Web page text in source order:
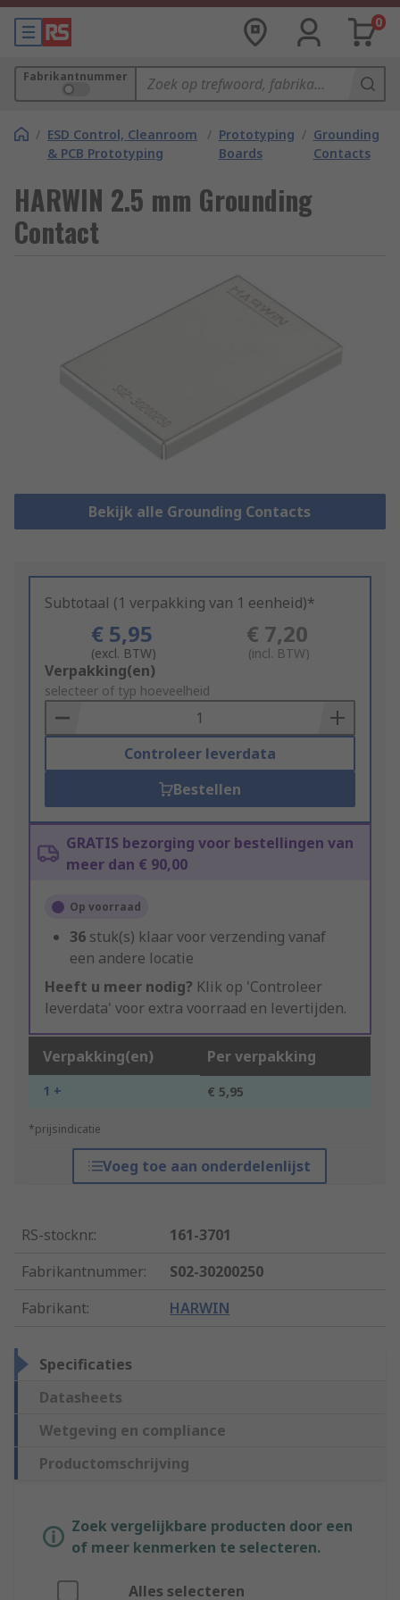
0
Fabrikantnummer
/ ESD Control, Cleanroom
& PCB Prototyping
/ Prototyping
Boards
/ Grounding
Contacts
HARWIN 2.5 mm Grounding
Contact
Bekijk alle Grounding Contacts
Subtotaal (1 verpakking van 1 eenheid)*
€ 5,95
(excl. BTW)
€ 7,20
(incl. BTW)
Add
to
Basket
Verpakking(en)
selecteer of typ hoeveelheid
Controleer leverdata
Bestellen
GRATIS bezorging voor bestellingen van
meer dan € 90,00
Op voorraad
36 stuk(s) klaar voor verzending vanaf
een andere locatie
Heeft u meer nodig? Klik op 'Controleer
leverdata' voor extra voorraad en levertijden.
Verpakking(en) Per verpakking
1 + € 5,95
*prijsindicatie
Voeg toe aan onderdelenlijst
RS-stocknr.:
161-3701
Fabrikantnummer:
S02-30200250
Fabrikant: HARWIN
Specificaties
Datasheets
Wetgeving en compliance
Productomschrijving
Zoek vergelijkbare producten door een
of meer kenmerken te selecteren.
Alles selecteren